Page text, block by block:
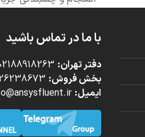
next
با ما در تماس باشید
دفتر تهران:
بخش فروش:
ایمیل: